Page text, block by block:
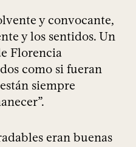
y convocante,
y los sentidos. Un
Florencia
como si fueran
siempre
eran buenas